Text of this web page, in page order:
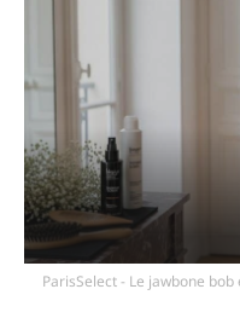
ParisSelect - Le jawbone